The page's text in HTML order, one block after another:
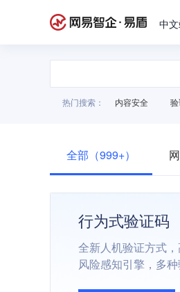
中
热门搜索： 内容安全
全部（999+）
行为式验证码
全新人机验证方式
风险感知引擎，多